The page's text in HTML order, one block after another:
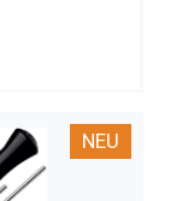
NEU